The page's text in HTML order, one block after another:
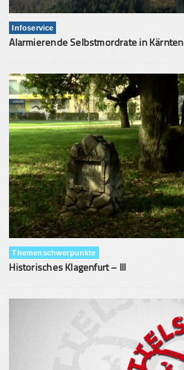
Infoservice
Alarmierende Selbstmordrate in Kärnten
Themenschwerpunkte
Historisches Klagenfurt – III